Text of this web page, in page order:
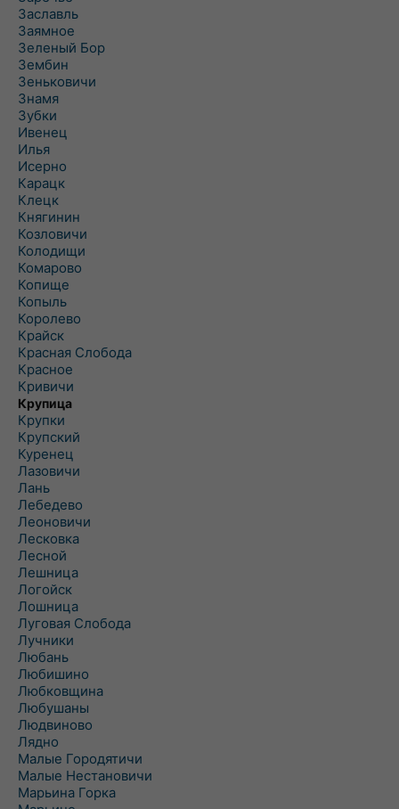
Заславль
Заямное
Зеленый Бор
Зембин
Зеньковичи
Знамя
Зубки
Ивенец
Илья
Исерно
Карацк
Клецк
Княгинин
Козловичи
Колодищи
Комарово
Копище
Копыль
Королево
Крайск
Красная Слобода
Красное
Кривичи
Крупица
Крупки
Крупский
Куренец
Лазовичи
Лань
Лебедево
Леоновичи
Лесковка
Лесной
Лешница
Логойск
Лошница
Луговая Слобода
Лучники
Любань
Любишино
Любковщина
Любушаны
Людвиново
Лядно
Малые Городятичи
Малые Нестановичи
Марьина Горка